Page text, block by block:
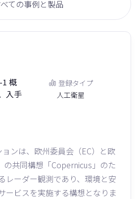
ての事例と製品
概
入手
登録タイプ
人工衛星
ンは、欧州委員会（EC）と欧
の共同構想「Copernicus」のた
レーダー観測であり、環境と安
ービスを実施する構想となりま